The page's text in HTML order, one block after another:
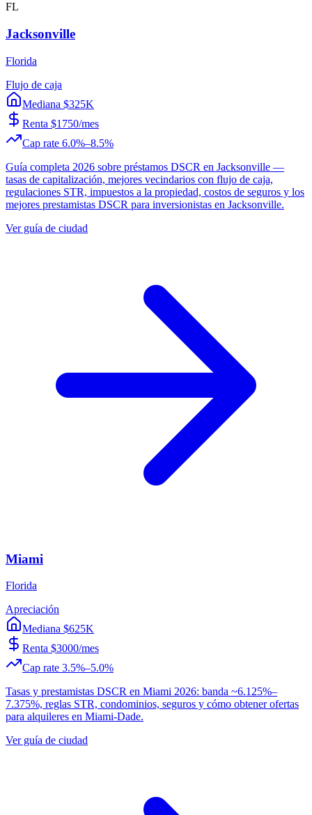
FL
Jacksonville
Florida
Flujo de caja
Mediana $325K
Renta $1750/mes
Cap rate 6.0%–8.5%
Guía completa 2026 sobre préstamos DSCR en Jacksonville —
tasas de capitalización, mejores vecindarios con flujo de caja,
regulaciones STR, impuestos a la propiedad, costos de seguros y los
mejores prestamistas DSCR para inversionistas en Jacksonville.
Ver guía de ciudad
Miami
Florida
Apreciación
Mediana $625K
Renta $3000/mes
Cap rate 3.5%–5.0%
Tasas y prestamistas DSCR en Miami 2026: banda ~6.125%–
7.375%, reglas STR, condominios, seguros y cómo obtener ofertas
para alquileres en Miami-Dade.
Ver guía de ciudad